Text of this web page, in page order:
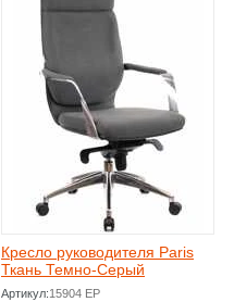
Кресло руководителя Paris
Ткань Темно-Серый
Артикул:15904 EP